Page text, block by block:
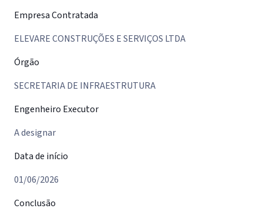
Empresa Contratada
ELEVARE CONSTRUÇÕES E SERVIÇOS LTDA
Órgão
SECRETARIA DE INFRAESTRUTURA
Engenheiro Executor
A designar
Data de início
01/06/2026
Conclusão